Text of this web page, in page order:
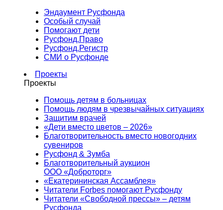
Эндаумент Русфонда
Особый случай
Помогают дети
Русфонд.Право
Русфонд.Регистр
СМИ о Русфонде
Проекты
Проекты
Помощь детям в больницах
Помощь людям в чрезвычайных ситуациях
Защитим врачей
«Дети вместо цветов – 2026»
Благотворительность вместо новогодних
сувениров
Русфонд & Зумба
Благотворительный аукцион
ООО «Доброторг»
«Екатерининская Ассамблея»
Читатели Forbes помогают Русфонду
Читатели «Свободной прессы» – детям
Русфонда